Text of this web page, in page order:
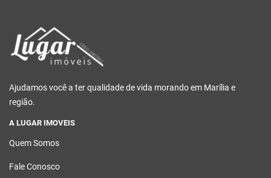
Ajudamos você a ter qualidade de vida morando em Marília e
região.
A LUGAR IMOVEIS
Quem Somos
Fale Conosco